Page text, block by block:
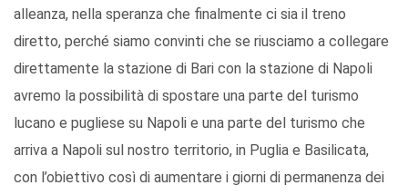
alleanza, nella speranza che finalmente ci sia il treno
diretto, perché siamo convinti che se riusciamo a collegare
direttamente la stazione di Bari con la stazione di Napoli
avremo la possibilità di spostare una parte del turismo
lucano e pugliese su Napoli e una parte del turismo che
arriva a Napoli sul nostro territorio, in Puglia e Basilicata,
con l’obiettivo così di aumentare i giorni di permanenza dei